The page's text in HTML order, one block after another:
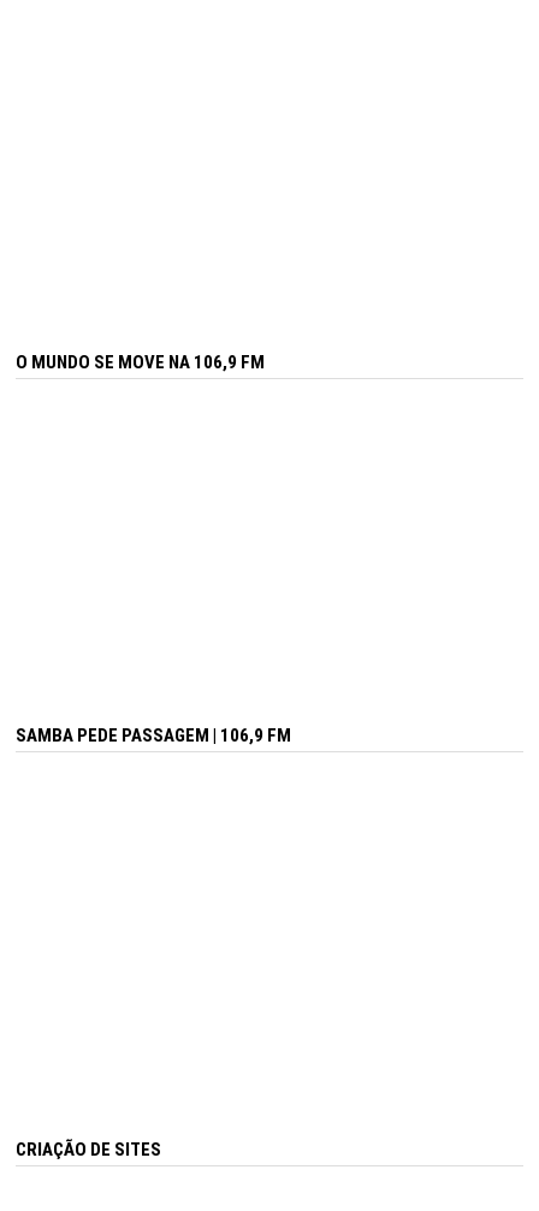
O MUNDO SE MOVE NA 106,9 FM
SAMBA PEDE PASSAGEM | 106,9 FM
CRIAÇÃO DE SITES